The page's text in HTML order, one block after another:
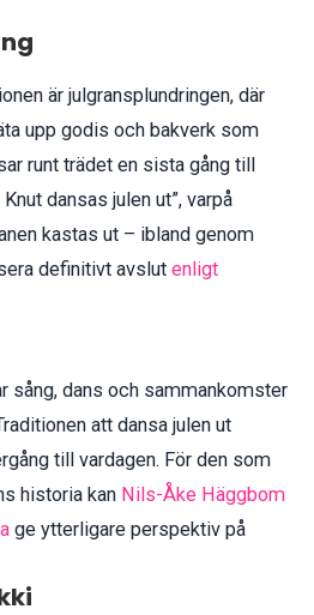
är julgransplundringen, där
upp godis och bakverk som
runt trädet en sista gång till
dansas julen ut”, varpå
kastas ut – ibland genom
definitivt avslut enligt
sång, dans och sammankomster
att dansa julen ut
till vardagen. För den som
historia kan Nils-Åke Häggbom
ge ytterligare perspektiv på